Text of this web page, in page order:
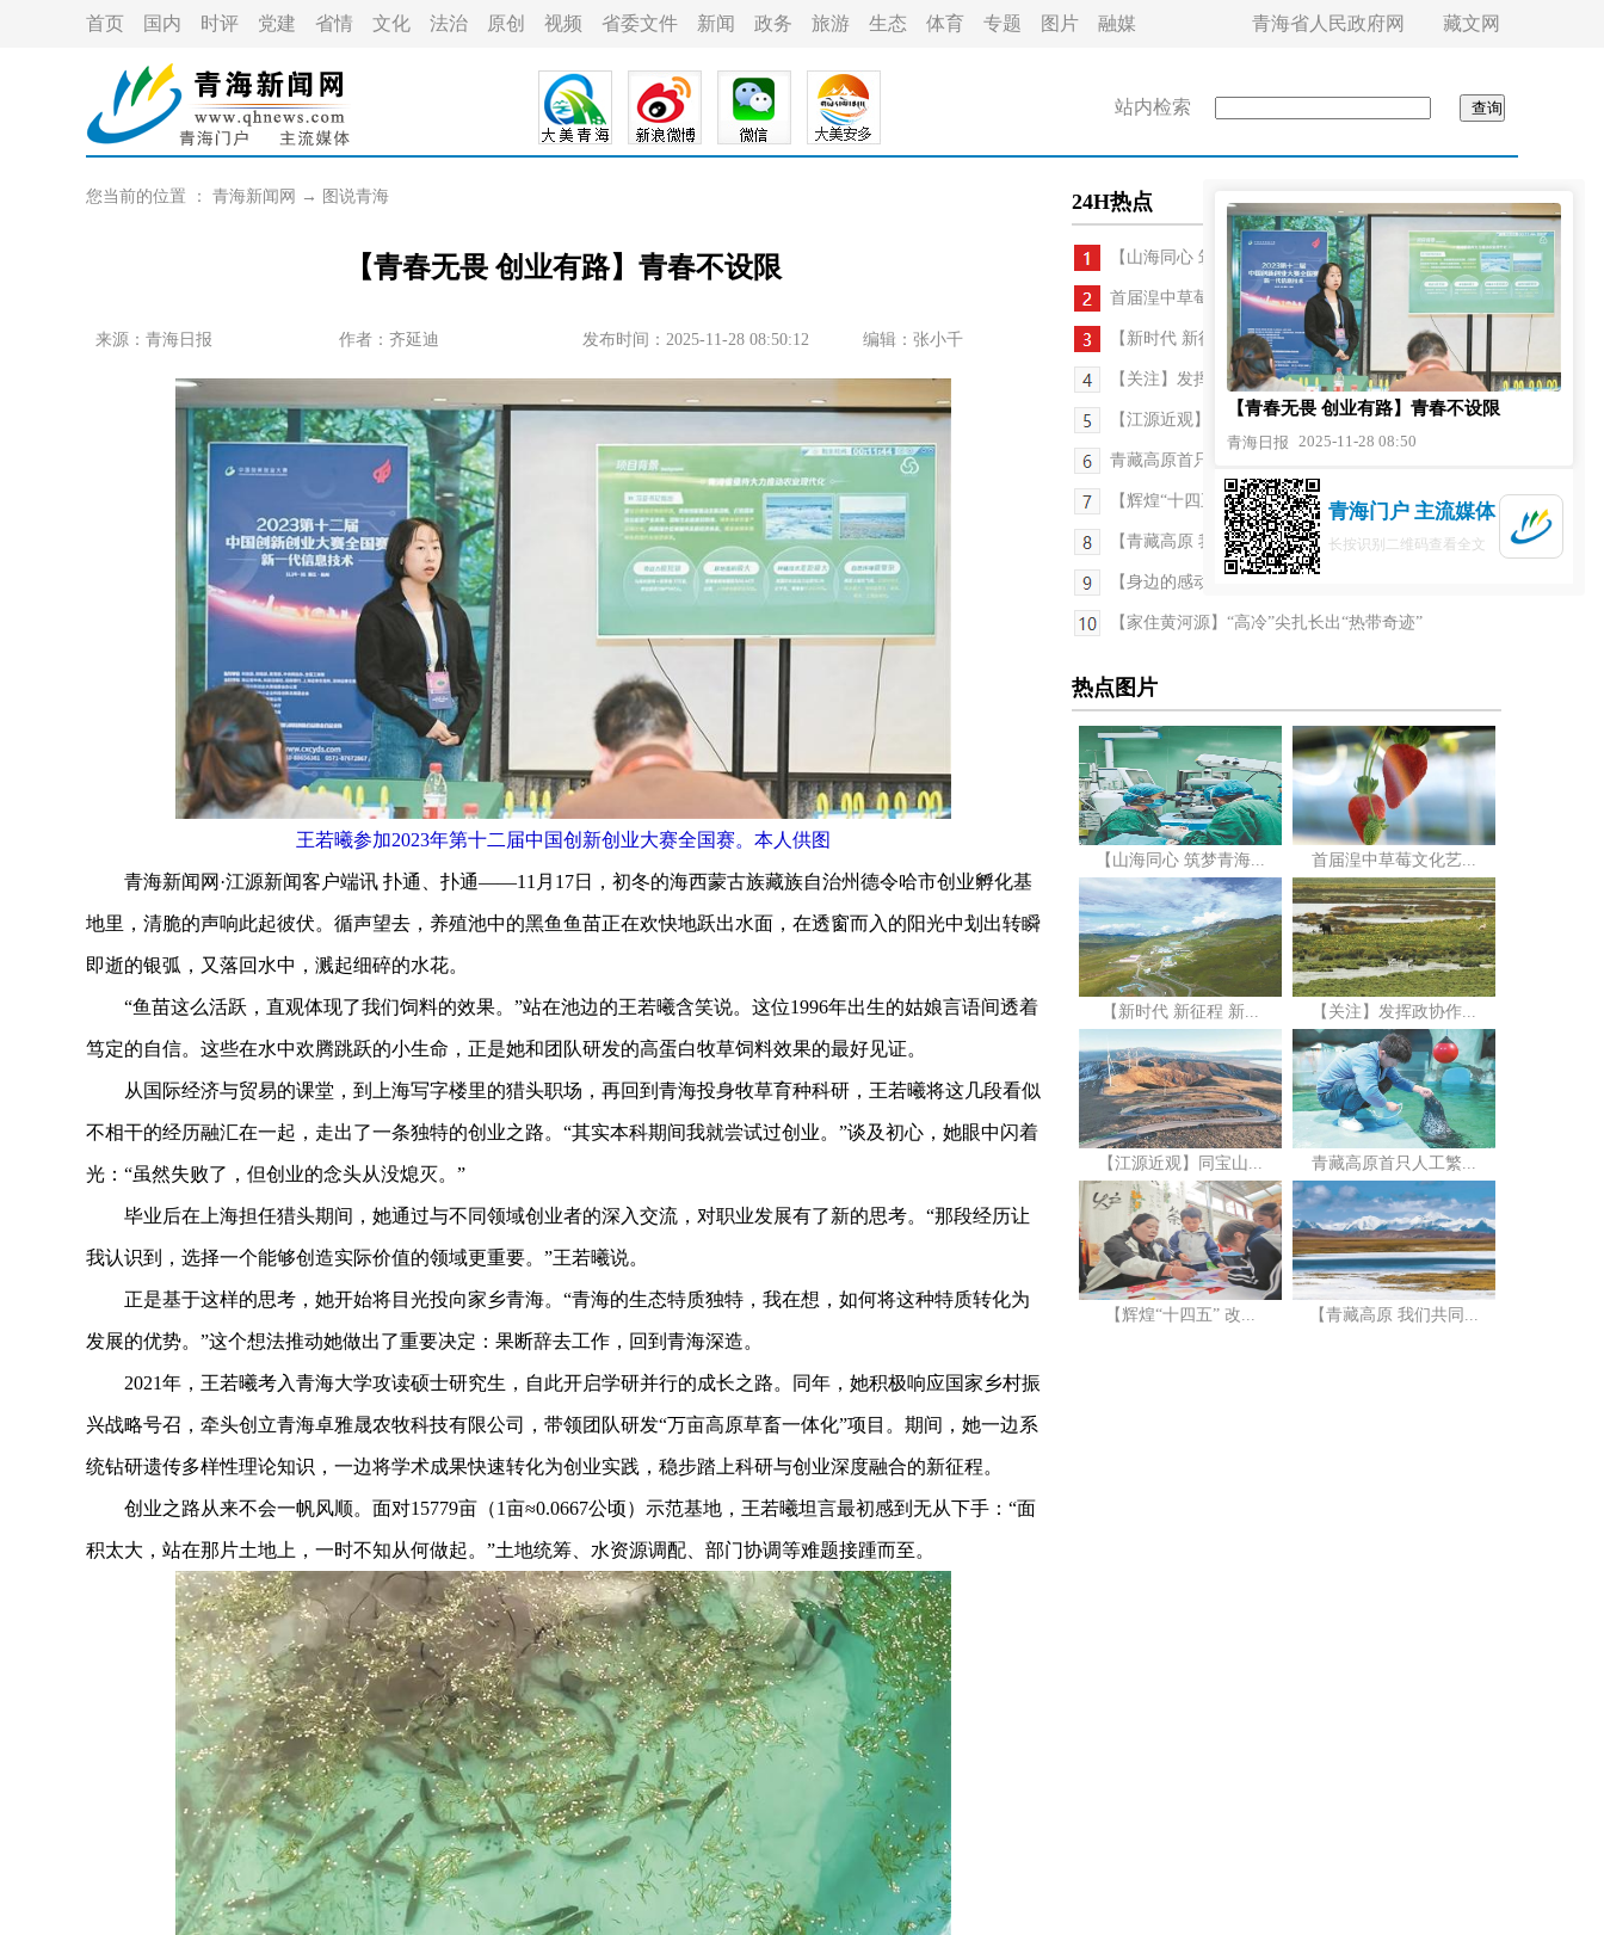
首页 国内 时评 党建 省情 文化 法治 原创 视频 省委文件 新闻 政务 旅游 生态 体育 专题 图片 融媒 青海省人民政府网 藏文网
站内检索
您当前的位置 ： 青海新闻网 → 图说青海
【青春无畏 创业有路】青春不设限
来源：青海日报 作者： 齐延迪 发布时间：2025-11-28 08:50:12 编辑：张小千
王若曦参加2023年第十二届中国创新创业大赛全国赛。本人供图
青海新闻网·江源新闻客户端讯 扑通、扑通——11月17日，初冬的海西蒙古族藏族自治州德令哈市创业孵化基
地里，清脆的声响此起彼伏。循声望去，养殖池中的黑鱼鱼苗正在欢快地跃出水面，在透窗而入的阳光中划出转瞬
即逝的银弧，又落回水中，溅起细碎的水花。
“鱼苗这么活跃，直观体现了我们饲料的效果。”站在池边的王若曦含笑说。这位1996年出生的姑娘言语间透着
笃定的自信。这些在水中欢腾跳跃的小生命，正是她和团队研发的高蛋白牧草饲料效果的最好见证。
从国际经济与贸易的课堂，到上海写字楼里的猎头职场，再回到青海投身牧草育种科研，王若曦将这几段看似
不相干的经历融汇在一起，走出了一条独特的创业之路。“其实本科期间我就尝试过创业。”谈及初心，她眼中闪着
光：“虽然失败了，但创业的念头从没熄灭。”
毕业后在上海担任猎头期间，她通过与不同领域创业者的深入交流，对职业发展有了新的思考。“那段经历让
我认识到，选择一个能够创造实际价值的领域更重要。”王若曦说。
正是基于这样的思考，她开始将目光投向家乡青海。“青海的生态特质独特，我在想，如何将这种特质转化为
发展的优势。”这个想法推动她做出了重要决定：果断辞去工作，回到青海深造。
2021年，王若曦考入青海大学攻读硕士研究生，自此开启学研并行的成长之路。同年，她积极响应国家乡村振
兴战略号召，牵头创立青海卓雅晟农牧科技有限公司，带领团队研发“万亩高原草畜一体化”项目。期间，她一边系
统钻研遗传多样性理论知识，一边将学术成果快速转化为创业实践，稳步踏上科研与创业深度融合的新征程。
创业之路从来不会一帆风顺。面对15779亩（1亩≈0.0667公顷）示范基地，王若曦坦言最初感到无从下手：“面
积太大，站在那片土地上，一时不知从何做起。”土地统筹、水资源调配、部门协调等难题接踵而至。
24H热点
【山海同心 筑梦青海·援青故事】光明，在晨光...
首届湟中草莓文化艺术季29日启幕
【新时代 新征程 新伟业·高质量发展调研行】青海：...
【关注】发挥政协作用 助力生物多样性保护——省政...
【江源近观】同宝山：路通山顶破“猫冬”
青藏高原首只人工繁育斑海豹享受冬日温暖
【辉煌“十四五” 改革谱新篇】兴海草原上的幼儿乐园
【青藏高原 我们共同守护·青藏联动报道】科技赋能 ...
【身边的感动】一片丹心映雪域——记第五届青海省...
【家住黄河源】“高冷”尖扎长出“热带奇迹”
热点图片
【山海同心 筑梦青海... 首届湟中草莓文化艺...
【新时代 新征程 新... 【关注】发挥政协作...
【江源近观】同宝山... 青藏高原首只人工繁...
【辉煌“十四五” 改... 【青藏高原 我们共同...
【青春无畏 创业有路】青春不设限
青海日报 2025-11-28 08:50
青海门户 主流媒体
长按识别二维码查看全文